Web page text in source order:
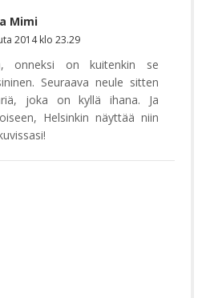
Mimi
2014 klo 23.29
onneksi on kuitenkin se
Seuraava neule sitten
joka on kyllä ihana. Ja
Helsinkin näyttää niin